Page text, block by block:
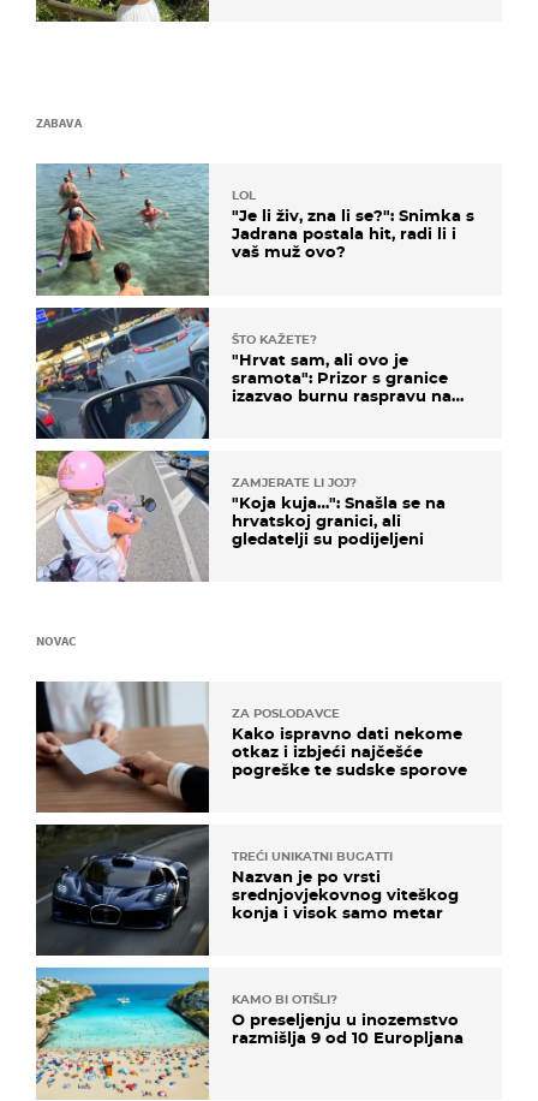
ZABAVA
LOL
"Je li živ, zna li se?": Snimka s
Jadrana postala hit, radi li i
vaš muž ovo?
ŠTO KAŽETE?
"Hrvat sam, ali ovo je
sramota": Prizor s granice
izazvao burnu raspravu na
ZAMJERATE LI JOJ?
"Koja kuja…": Snašla se na
hrvatskoj granici, ali
gledatelji su podijeljeni
NOVAC
ZA POSLODAVCE
Kako ispravno dati nekome
otkaz i izbjeći najčešće
pogreške te sudske sporove
TREĆI UNIKATNI BUGATTI
Nazvan je po vrsti
srednjovjekovnog viteškog
konja i visok samo metar
KAMO BI OTIŠLI?
O preseljenju u inozemstvo
razmišlja 9 od 10 Europljana